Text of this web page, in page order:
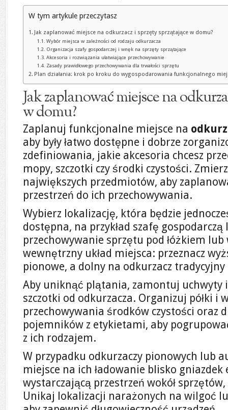
W tym artykule przeczytasz
Jak zaplanować miejsce na odkurzacz i sprzęty sprzątające w domu?
Wybór miejsca w zależności od rodzaju odkurzacza
Organizacja szafy gospodarczej i wnęk na sprzęty sprzątające
Akcesoria i rozwiązania ułatwiające przechowywanie
Zasady prawidłowego przechowywania dla trwałości sprzętu
Plan działania: krok po kroku do wygospodarowania funkcjonalnego
Jak zaplanować miejsce na
w domu?
Zaplanuj funkcjonalne miejsce na
aby były łatwo dostępne i dobrze
zdefiniowania, jakie akcesoria chcesz
mopy, szczotki czy środki czystości.
największych przedmiotów, aby
przestrzeń do ich przechowywania.
Wybierz lokalizację, która będzie
dostępna, na przykład szafę
przechowywanie sprzętu pod łóżkiem
wewnętrzny układ miejsca: przeznacz
pionowe, a dolny na odkurzacz
Aby uniknąć plątania, zamontuj uchwyty
szczotki od odkurzacza. Organizuj półki i
przechowywania środków czystości oraz
pojemników z etykietami, aby
z ich rodzajem.
W przypadku odkurzaczy pionowych lub
miejsce na ich ładowanie blisko gniazdek
wystarczającą przestrzeń wokół
Unikaj lokalizacji narażonych na wilgoć